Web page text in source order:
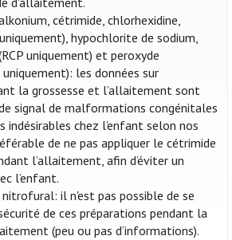
cétrimide, chlorhexidine,
hypochlorite de sodium,
uniquement) et peroxyde
uniquement): les données sur
la grossesse et l’allaitement sont
signal de malformations congénitales
indésirables chez l’enfant selon nos
de ne pas appliquer le cétrimide
l’allaitement, afin d’éviter un
l’enfant.
il n'est pas possible de se
de ces préparations pendant la
(peu ou pas d’informations).